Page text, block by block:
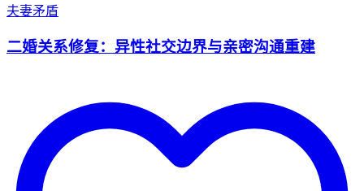
夫妻矛盾
二婚关系修复：异性社交边界与亲密沟通重建